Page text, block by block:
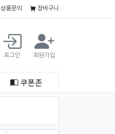
상품문의 장바구니
로그인 회원가입
쿠폰존